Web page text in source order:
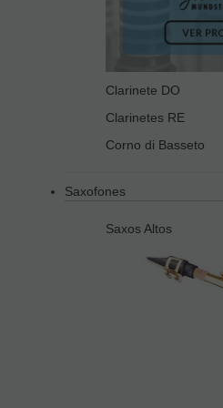
Clarinete DO
Clarinetes RE
Corno di Basseto
Saxofones
Saxos Altos